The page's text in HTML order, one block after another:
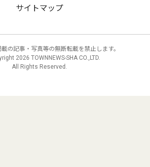
サイトマップ
の記事・写真等の無断転載を禁止します。
2026 TOWNNEWS-SHA CO.,LTD.
All Rights Reserved.